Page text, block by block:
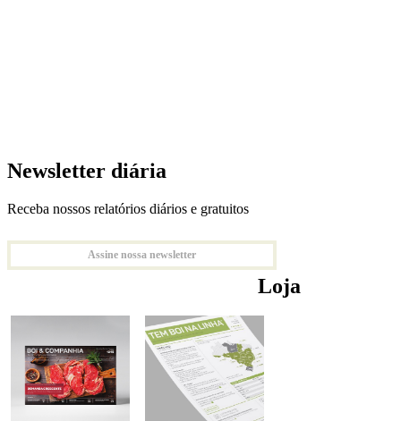
Newsletter diária
Receba nossos relatórios diários e gratuitos
Assine nossa newsletter
Loja